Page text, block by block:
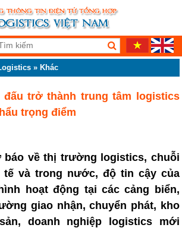
» Khác
đấu trở thành trung tâm logistics
trọng điểm
báo về thị trường logistics, chuỗi
tế và trong nước, độ tin cậy của
hoạt động tại các cảng biển,
giao nhận, chuyển phát, kho
doanh nghiệp logistics mới